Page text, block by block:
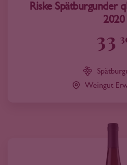
Riske Spätburgunder
2020
33
Weingut